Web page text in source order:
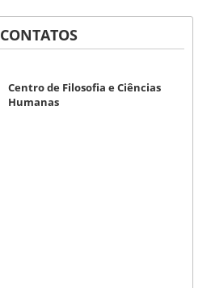
CONTATOS
Centro de Filosofia e Ciências
Humanas